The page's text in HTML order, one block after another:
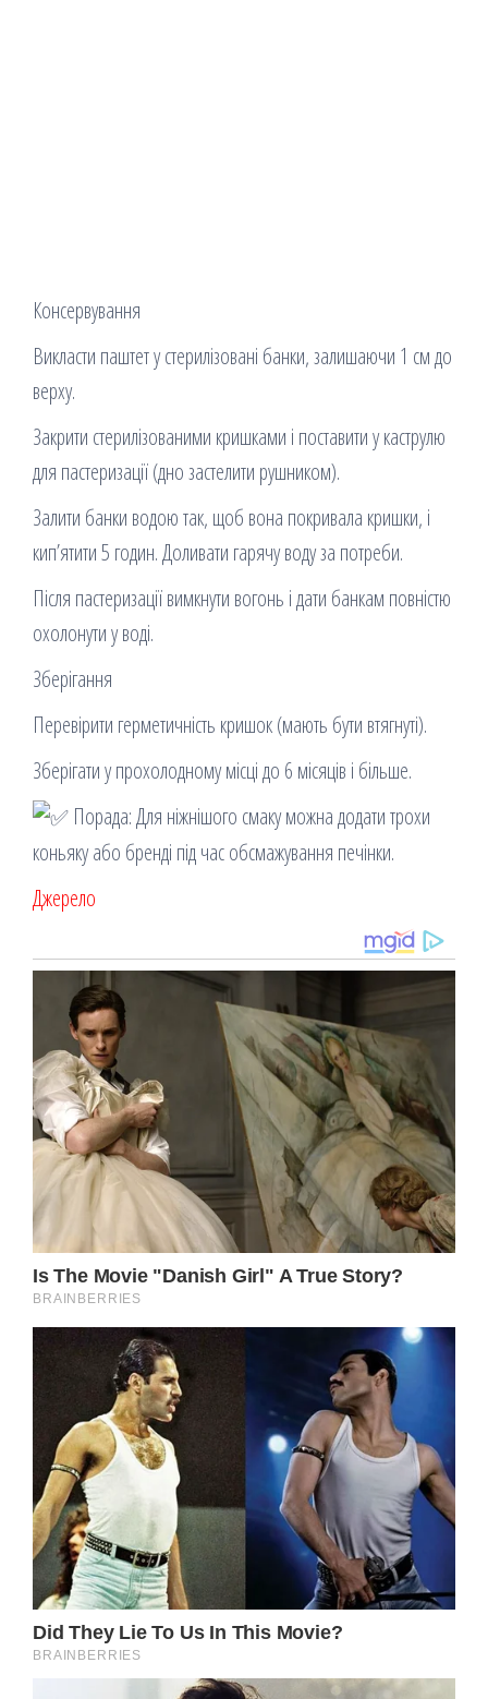
Консервування
Викласти паштет у стерилізовані банки, залишаючи 1 см до
верху.
Закрити стерилізованими кришками і поставити у каструлю
для пастеризації (дно застелити рушником).
Залити банки водою так, щоб вона покривала кришки, і
кип’ятити 5 годин. Доливати гарячу воду за потреби.
Після пастеризації вимкнути вогонь і дати банкам повністю
охолонути у воді.
Зберігання
Перевірити герметичність кришок (мають бути втягнуті).
Зберігати у прохолодному місці до 6 місяців і більше.
Порада: Для ніжнішого смаку можна додати трохи
коньяку або бренді під час обсмажування печінки.
Джерело